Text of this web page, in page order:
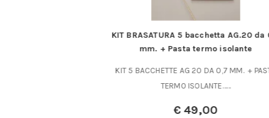
KIT BRASATURA 5 bacchetta AG.20 da
mm. + Pasta termo isolante
KIT 5 BACCHETTE AG 20 DA 0,7 MM. +
TERMO ISOLANTE……
€ 49,00